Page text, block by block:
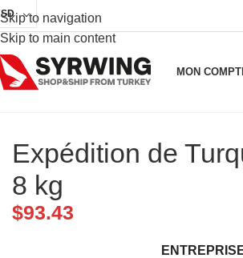
Skip to navigation
Skip to main content
MON
Expédition de
8 kg
$93.43